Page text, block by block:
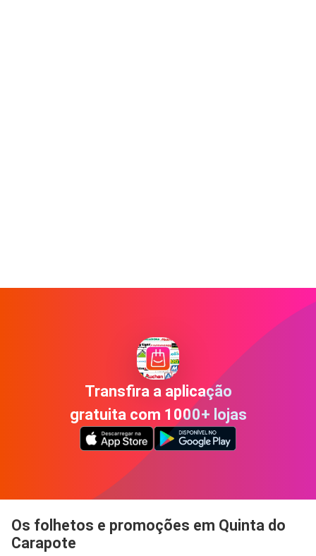
Transfira a aplicação
gratuita com 1000+ lojas
Os folhetos e promoções em Quinta do
Carapote